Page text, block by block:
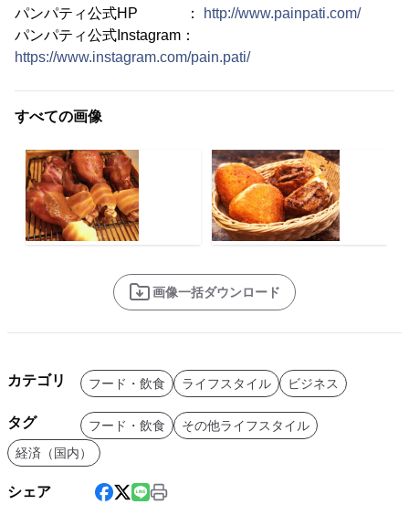
パンパティ公式HP ：
http://www.painpati.com/
パンパティ公式Instagram：
https://www.instagram.com/pain.pati/
すべての画像
画像一括ダウンロード
カテゴリ フード・飲食 ライフスタイル ビジネス
タグ フード・飲食
その他ライフスタイル
経済（国内）
シェア